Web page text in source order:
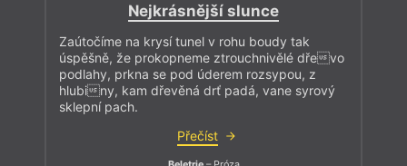
Nejkrásnější slunce
Zaútočíme na krysí tunel v rohu boudy tak
úspěšně, že prokopneme ztrouchnivělé dřevo
podlahy, prkna se pod úderem rozsypou, z
hlubiny, kam dřevěná drť padá, vane syrový
sklepní pach.
Přečíst